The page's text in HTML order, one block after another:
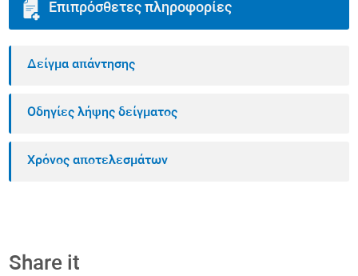
Επιπρόσθετες πληροφορίες
Δείγμα απάντησης
Οδηγίες λήψης δείγματος
Χρόνος αποτελεσμάτων
Share it